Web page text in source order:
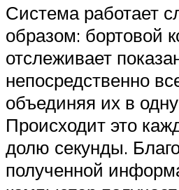
Система работает
образом: бортовой
отслеживает
непосредственно
объединяя их в
Происходит это
долю секунды.
полученной